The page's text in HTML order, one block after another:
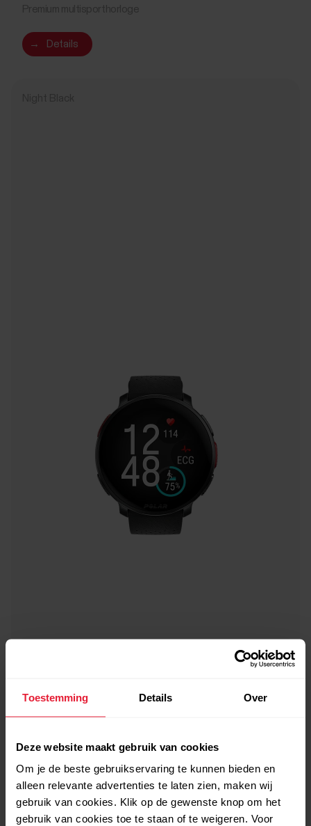
Toestemming Details Over
Deze website maakt gebruik van cookies
Om je de beste gebruikservaring te kunnen bieden en
alleen relevante advertenties te laten zien, maken wij
gebruik van cookies. Klik op de gewenste knop om het
gebruik van cookies toe te staan of te weigeren. Voor
→ Details